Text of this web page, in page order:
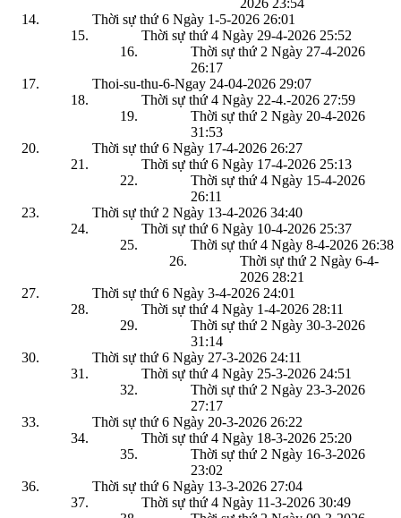
2026 23:54
Thời sự thứ 6 Ngày 1-5-2026 26:01
Thời sự thứ 4 Ngày 29-4-2026 25:52
Thời sự thứ 2 Ngày 27-4-2026
26:17
Thoi-su-thu-6-Ngay 24-04-2026 29:07
Thời sự thứ 4 Ngày 22-4.-2026 27:59
Thời sự thứ 2 Ngày 20-4-2026
31:53
Thời sự thứ 6 Ngày 17-4-2026 26:27
Thời sự thứ 6 Ngày 17-4-2026 25:13
Thời sự thứ 4 Ngày 15-4-2026
26:11
Thời sự thứ 2 Ngày 13-4-2026 34:40
Thời sự thứ 6 Ngày 10-4-2026 25:37
Thời sự thứ 4 Ngày 8-4-2026 26:38
Thời sự thứ 2 Ngày 6-4-
2026 28:21
Thời sự thứ 6 Ngày 3-4-2026 24:01
Thời sự thứ 4 Ngày 1-4-2026 28:11
Thời sự thứ 2 Ngày 30-3-2026
31:14
Thời sự thứ 6 Ngày 27-3-2026 24:11
Thời sự thứ 4 Ngày 25-3-2026 24:51
Thời sự thứ 2 Ngày 23-3-2026
27:17
Thời sự thứ 6 Ngày 20-3-2026 26:22
Thời sự thứ 4 Ngày 18-3-2026 25:20
Thời sự thứ 2 Ngày 16-3-2026
23:02
Thời sự thứ 6 Ngày 13-3-2026 27:04
Thời sự thứ 4 Ngày 11-3-2026 30:49